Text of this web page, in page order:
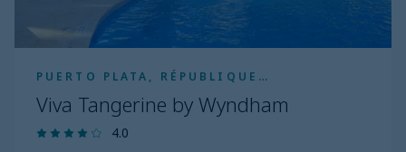
PUERTO PLATA, RÉPUBLIQUE
Viva Tangerine by Wyndham
4.0